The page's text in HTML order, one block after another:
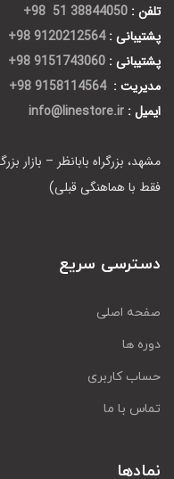
تلفن : 38844050 51 98+
پشتیبانی : 9120212564 98+
پشتیبانی : 9151743060 98+
مدیریت : 9158114564 98+
ایمیل : info@linestore.ir
فقط با هماهنگی قبلی)
دسترسی سریع
صفحه اصلی
دوره ها
حساب کاربری
تماس با ما
نمادها